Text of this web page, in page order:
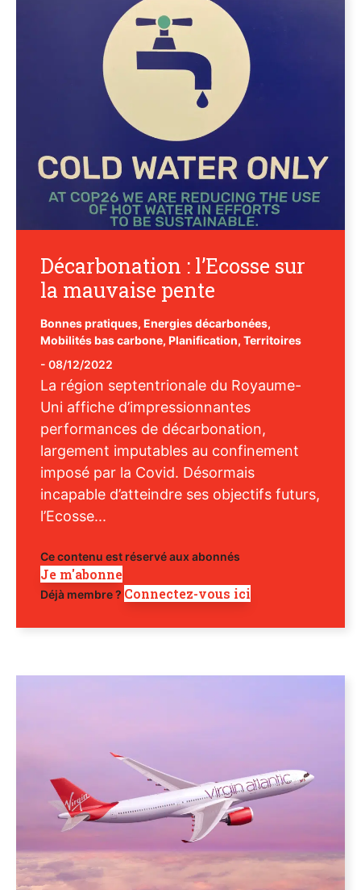
Décarbonation : l’Ecosse sur
la mauvaise pente
Bonnes pratiques, Energies décarbonées,
Mobilités bas carbone, Planification, Territoires
- 08/12/2022
La région septentrionale du Royaume-
Uni affiche d’impressionnantes
performances de décarbonation,
largement imputables au confinement
imposé par la Covid. Désormais
incapable d’atteindre ses objectifs futurs,
l’Ecosse...
Ce contenu est réservé aux abonnés
Je m'abonne
Déjà membre ? Connectez-vous ici